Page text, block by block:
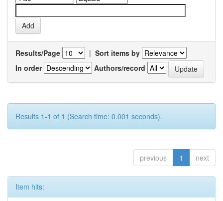
Results/Page | Sort items by
In order
Authors/record
Results 1-1 of 1 (Search time: 0.001 seconds).
previous 1 next
Item hits: